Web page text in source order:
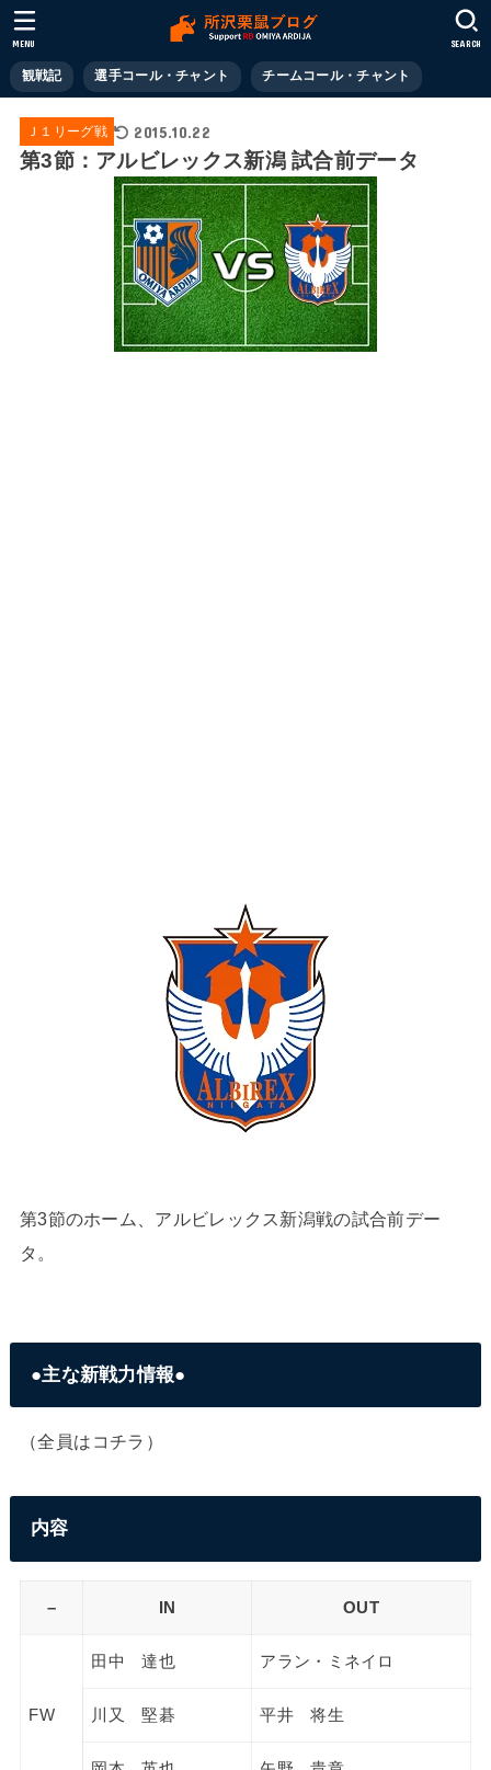
観戦記 選手コール・チャント チームコール・チャント
SEARCH
MENU
Ｊ１リーグ戦 2015.10.22
第3節：アルビレックス新潟 試合前データ
第3節のホーム、アルビレックス新潟戦の試合前デー
タ。
●主な新戦力情報●
（全員はコチラ）
内容
– IN OUT
FW
田中 達也 アラン・ミネイロ
川又 堅碁 平井 将生